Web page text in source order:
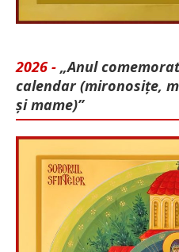
2026 - „Anul
calendar (mironosițe,
și mame)”